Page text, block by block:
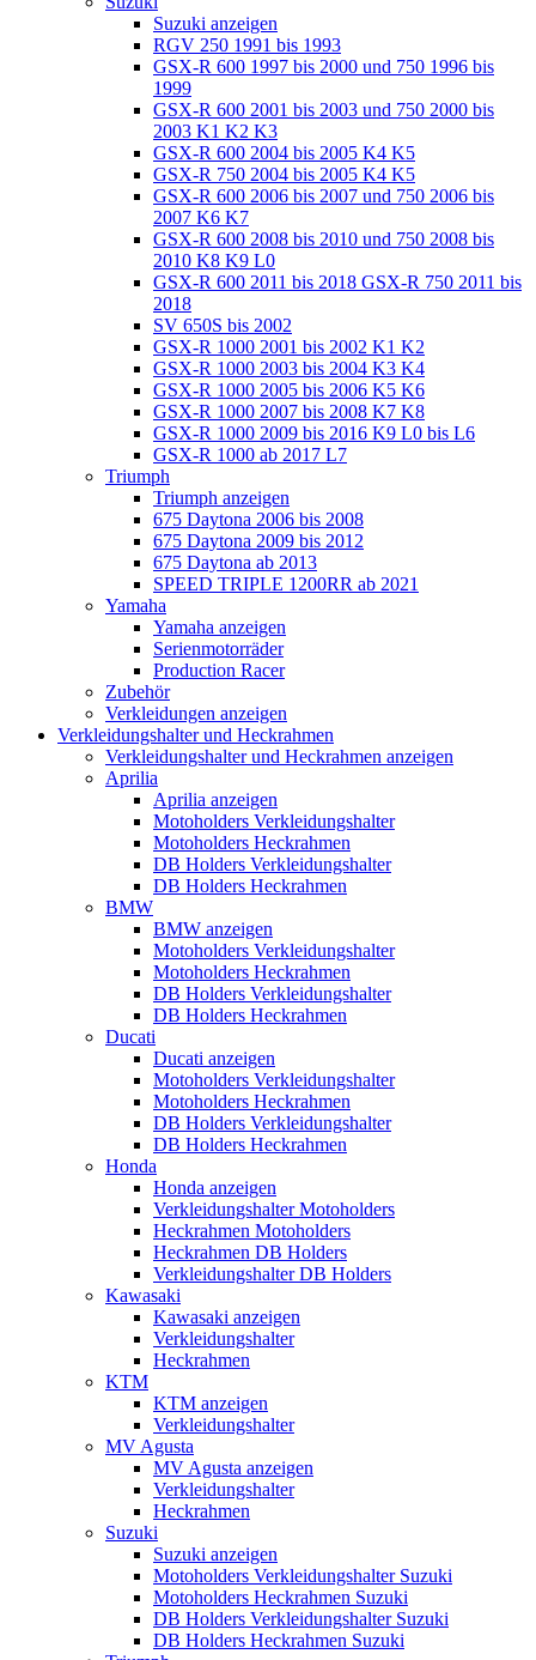
Suzuki anzeigen
RGV 250 1991 bis 1993
GSX-R 600 1997 bis 2000 und 750 1996 bis
1999
GSX-R 600 2001 bis 2003 und 750 2000 bis
2003 K1 K2 K3
GSX-R 600 2004 bis 2005 K4 K5
GSX-R 750 2004 bis 2005 K4 K5
GSX-R 600 2006 bis 2007 und 750 2006 bis
2007 K6 K7
GSX-R 600 2008 bis 2010 und 750 2008 bis
2010 K8 K9 L0
GSX-R 600 2011 bis 2018 GSX-R 750 2011 bis
2018
SV 650S bis 2002
GSX-R 1000 2001 bis 2002 K1 K2
GSX-R 1000 2003 bis 2004 K3 K4
GSX-R 1000 2005 bis 2006 K5 K6
GSX-R 1000 2007 bis 2008 K7 K8
GSX-R 1000 2009 bis 2016 K9 L0 bis L6
GSX-R 1000 ab 2017 L7
Triumph
Triumph anzeigen
675 Daytona 2006 bis 2008
675 Daytona 2009 bis 2012
675 Daytona ab 2013
SPEED TRIPLE 1200RR ab 2021
Yamaha
Yamaha anzeigen
Serienmotorräder
Production Racer
Zubehör
Verkleidungen anzeigen
Verkleidungshalter und Heckrahmen
Verkleidungshalter und Heckrahmen anzeigen
Aprilia
Aprilia anzeigen
Motoholders Verkleidungshalter
Motoholders Heckrahmen
DB Holders Verkleidungshalter
DB Holders Heckrahmen
BMW
BMW anzeigen
Motoholders Verkleidungshalter
Motoholders Heckrahmen
DB Holders Verkleidungshalter
DB Holders Heckrahmen
Ducati
Ducati anzeigen
Motoholders Verkleidungshalter
Motoholders Heckrahmen
DB Holders Verkleidungshalter
DB Holders Heckrahmen
Honda
Honda anzeigen
Verkleidungshalter Motoholders
Heckrahmen Motoholders
Heckrahmen DB Holders
Verkleidungshalter DB Holders
Kawasaki
Kawasaki anzeigen
Verkleidungshalter
Heckrahmen
KTM
KTM anzeigen
Verkleidungshalter
MV Agusta
MV Agusta anzeigen
Verkleidungshalter
Heckrahmen
Suzuki
Suzuki anzeigen
Motoholders Verkleidungshalter Suzuki
Motoholders Heckrahmen Suzuki
DB Holders Verkleidungshalter Suzuki
DB Holders Heckrahmen Suzuki